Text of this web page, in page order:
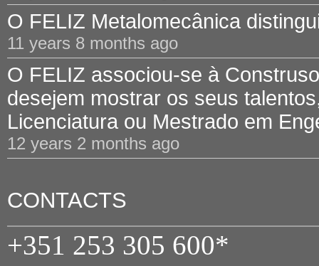
O FELIZ Metalomecânica
11 years 8 months ago
O FELIZ associou-se à
desejem mostrar os seus
Licenciatura ou Mestrado em
12 years 2 months ago
CONTACTS
+351 253 305 600*